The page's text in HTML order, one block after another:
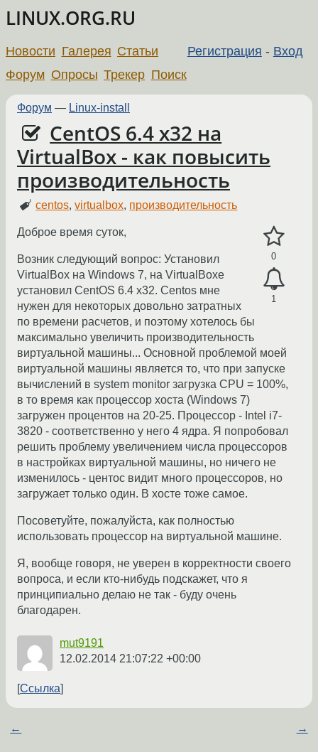
LINUX.ORG.RU
Регистрация - Вход
Новости Галерея Статьи
Форум Опросы Трекер Поиск
Форум — Linux-install
CentOS 6.4 x32 на
VirtualBox - как повысить
производительность
centos,virtualbox, производительность
0
1
Доброе время суток,
Возник следующий вопрос: Установил
VirtualBox на Windows 7, на VirtualBoxe
установил CentOS 6.4 x32. Centos мне
нужен для некоторых довольно затратных
по времени расчетов, и поэтому хотелось бы
максимально увеличить производительность
виртуальной машины... Основной проблемой моей
виртуальной машины является то, что при запуске
вычислений в system monitor загрузка CPU = 100%,
в то время как процессор хоста (Windows 7)
загружен процентов на 20-25. Процессор - Intel i7-
3820 - соответственно у него 4 ядра. Я попробовал
решить проблему увеличением числа процессоров
в настройках виртуальной машины, но ничего не
изменилось - центос видит много процессоров, но
загружает только один. В хосте тоже самое.
Посоветуйте, пожалуйста, как полностью
использовать процессор на виртуальной машине.
Я, вообще говоря, не уверен в корректности своего
вопроса, и если кто-нибудь подскажет, что я
принципиально делаю не так - буду очень
благодарен.
mut9191
12.02.2014 21:07:22 +00:00
Ссылка
← →